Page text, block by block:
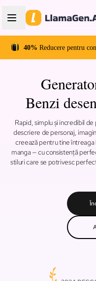
40% Reducere pentru
Benzi
Rapid, simplu și incredibil
descriere de personaj,
creează pentru tine
manga — cu consistență
stiluri care se potrivesc